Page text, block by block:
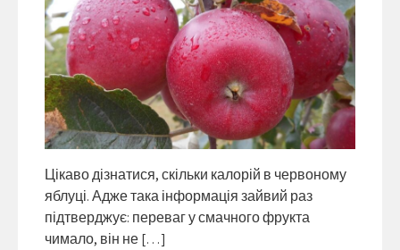
Цікаво дізнатися, скільки калорій в червоному
яблуці. Адже така інформація зайвий раз
підтверджує: переваг у смачного фрукта
чимало, він не […]